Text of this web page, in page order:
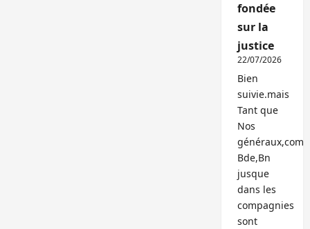
fondée
sur la
justice
22/07/2026
Bien
suivie.mais
Tant que
Nos
généraux,com
Bde,Bn
jusque
dans les
compagnies
sont